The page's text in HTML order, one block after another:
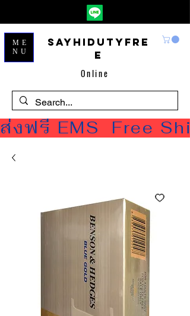
Sayhidutyfre
e
Online
ME
NU
ส่งฟรี EMS  Free